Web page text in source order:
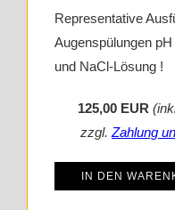
Representative
Augenspülungen
und NaCl-Lösung !
125,00 EUR
zzgl. Zahlung
IN DEN